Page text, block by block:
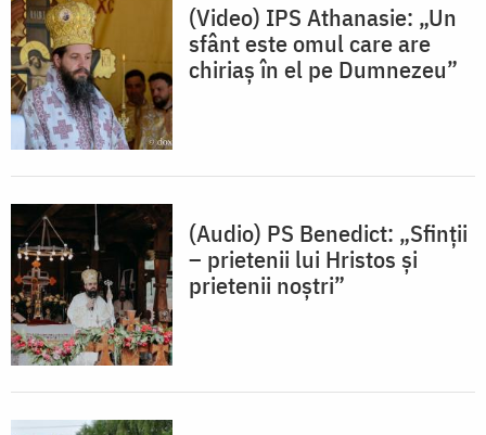
(Video) IPS Athanasie: „Un
sfânt este omul care are
chiriaș în el pe Dumnezeu”
(Audio) PS Benedict: „Sfinții
– prietenii lui Hristos și
prietenii noștri”